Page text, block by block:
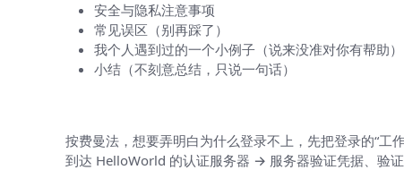
安全与隐私注意事项
常见误区（别再踩了）
我个人遇到过的一个小例子（说来没准对你有帮助）
小结（不刻意总结，只说一句话）
按费曼法，想要弄明白为什么登录不上，先把登录的“
到达 HelloWorld 的认证服务器 → 服务器验证凭据、验